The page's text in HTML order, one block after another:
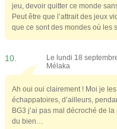
jeu, devoir quitter ce monde
Peut être que l’attrait des jeux
que ce sont des mondes où les
10.
Le lundi 18
Mélaka
Ah oui oui clairement ! Moi je
échappatoires, d’ailleurs,
BG3 j’ai pas mal décroché de la
du bien…